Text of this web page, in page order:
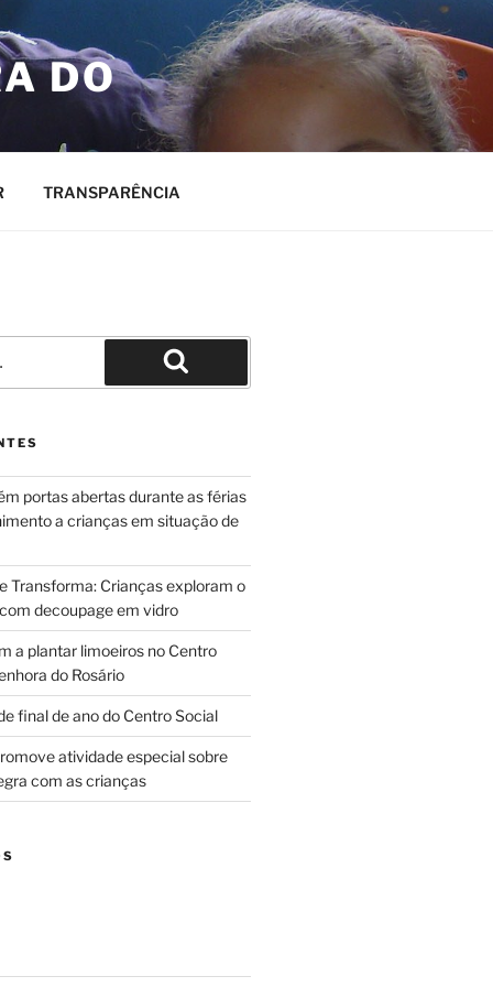
DO
TRANSPARÊNCIA
Pesquisar
portas abertas durante as férias
a crianças em situação de
Transforma: Crianças exploram o
decoupage em vidro
a plantar limoeiros no Centro
do Rosário
final de ano do Centro Social
atividade especial sobre
com as crianças